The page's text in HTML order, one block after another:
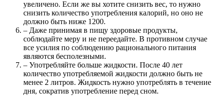
увеличено. Если же вы хотите снизить вес, то нужно
снизить количество употребления калорий, но оно не
должно быть ниже 1200.
– Даже принимая в пищу здоровые продукты,
соблюдайте меру и не переедайте. В противном случае
все усилия по соблюдению рационального питания
являются бесполезными.
– Употребляйте больше жидкости. После 40 лет
количество употребляемой жидкости должно быть не
менее 2 литров. Жидкость нужно употреблять в течение
дня, сократив употребление перед сном.